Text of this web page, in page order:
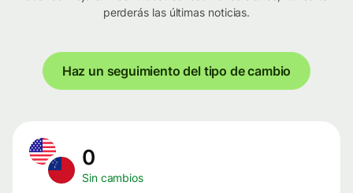
perderás las últimas noticias.
Haz un seguimiento del tipo de cambio
0
Sin cambios